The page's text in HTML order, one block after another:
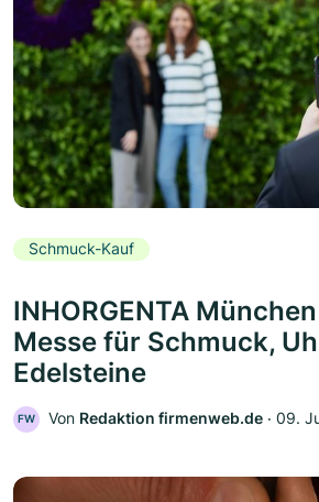
Schmuck-Kauf
INHORGENTA
Messe für Schmuck,
Edelsteine
FW Von Redaktion firmenweb.de ‧ 09.